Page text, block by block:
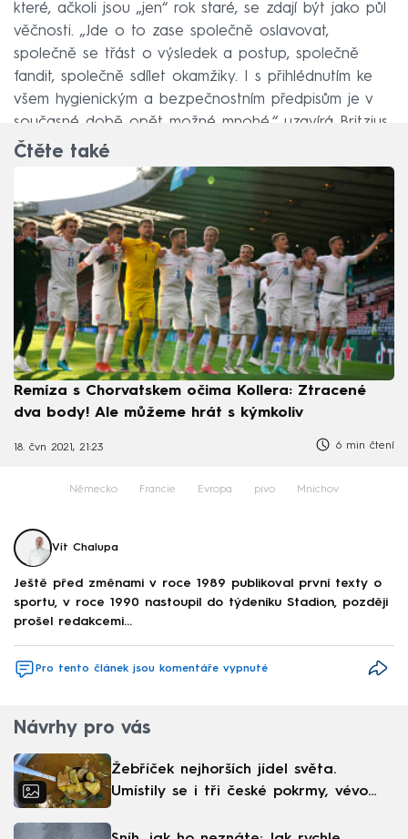
které, ačkoli jsou „jen“ rok staré, se zdají být jako půl
věčnosti. „Jde o to zase společně oslavovat,
společně se třást o výsledek a postup, společně
fandit, společně sdílet okamžiky. I s přihlédnutím ke
všem hygienickým a bezpečnostním předpisům je v
současné době opět možné mnohé,“ uzavírá Britzius.
Čtěte také
Remíza s Chorvatskem očima Kollera: Ztracené
dva body! Ale můžeme hrát s kýmkoliv
18. čvn 2021, 21:23 6 min čtení
Německo Francie Evropa pivo Mnichov
Vít Chalupa
Ještě před změnami v roce 1989 publikoval první texty o
sportu, v roce 1990 nastoupil do týdeníku Stadion, později
prošel redakcemi...
Pro tento článek jsou komentáře vypnuté
Návrhy pro vás
Žebříček nejhorších jídel světa.
Umístily se i tři české pokrmy, vévodí